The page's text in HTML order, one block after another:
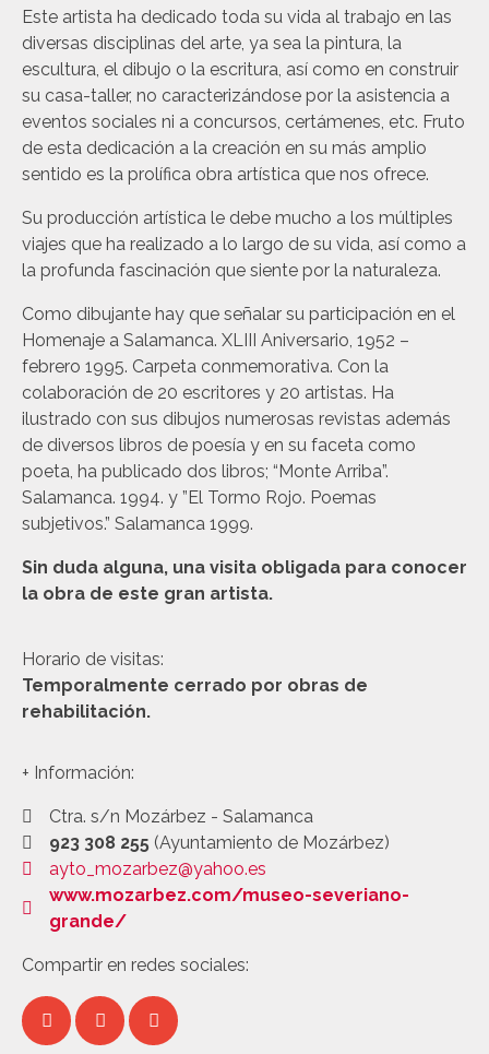
Este artista ha dedicado toda su vida al trabajo en las
diversas disciplinas del arte, ya sea la pintura, la
escultura, el dibujo o la escritura, así como en construir
su casa-taller, no caracterizándose por la asistencia a
eventos sociales ni a concursos, certámenes, etc. Fruto
de esta dedicación a la creación en su más amplio
sentido es la prolífica obra artística que nos ofrece.
Su producción artística le debe mucho a los múltiples
viajes que ha realizado a lo largo de su vida, así como a
la profunda fascinación que siente por la naturaleza.
Como dibujante hay que señalar su participación en el
Homenaje a Salamanca. XLIII Aniversario, 1952 –
febrero 1995. Carpeta conmemorativa. Con la
colaboración de 20 escritores y 20 artistas. Ha
ilustrado con sus dibujos numerosas revistas además
de diversos libros de poesía y en su faceta como
poeta, ha publicado dos libros; “Monte Arriba”.
Salamanca. 1994. y ”El Tormo Rojo. Poemas
subjetivos.” Salamanca 1999.
Sin duda alguna, una visita obligada para conocer
la obra de este gran artista.
Horario de visitas:
Temporalmente cerrado por obras de
rehabilitación.
+ Información:
Ctra. s/n Mozárbez - Salamanca
923 308 255 (Ayuntamiento de Mozárbez)
ayto_mozarbez@yahoo.es
www.mozarbez.com/museo-severiano-
grande/
Compartir en redes sociales: